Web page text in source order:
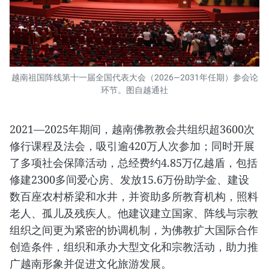
越南祖国阵线第十一届全国代表大会（2026—2031年任期）参会论
环节。图自越通社
2021—2025年期间，越南佛教教会共组织超3600次
修行课程及法会，吸引逾420万人次参加；同时开展
了多项社会保障活动，总经费约4.85万亿越盾，包括
修建2300多间爱心房、发放15.6万份助学金、建设
数百座农村桥梁和水井，并资助多所教育机构，照料
老人、孤儿及残疾人。他建议建立国家、阵线与宗教
组织之间更为紧密的协调机制，为佛教扩大国际合作
创造条件，组织和承办大型文化和宗教活动，助力推
广越南形象并促进文化旅游发展。